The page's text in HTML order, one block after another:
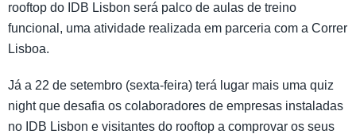
rooftop do IDB Lisbon será palco de aulas de treino
funcional, uma atividade realizada em parceria com a Correr
Lisboa.
Já a 22 de setembro (sexta-feira) terá lugar mais uma quiz
night que desafia os colaboradores de empresas instaladas
no IDB Lisbon e visitantes do rooftop a comprovar os seus